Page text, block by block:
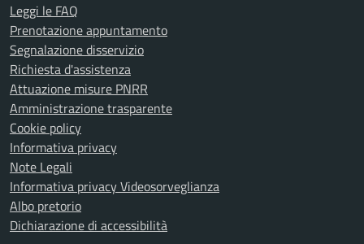
Leggi le FAQ
Prenotazione appuntamento
Segnalazione disservizio
Richiesta d'assistenza
Attuazione misure PNRR
Amministrazione trasparente
Cookie policy
Informativa privacy
Note Legali
Informativa privacy Videosorveglianza
Albo pretorio
Dichiarazione di accessibilità